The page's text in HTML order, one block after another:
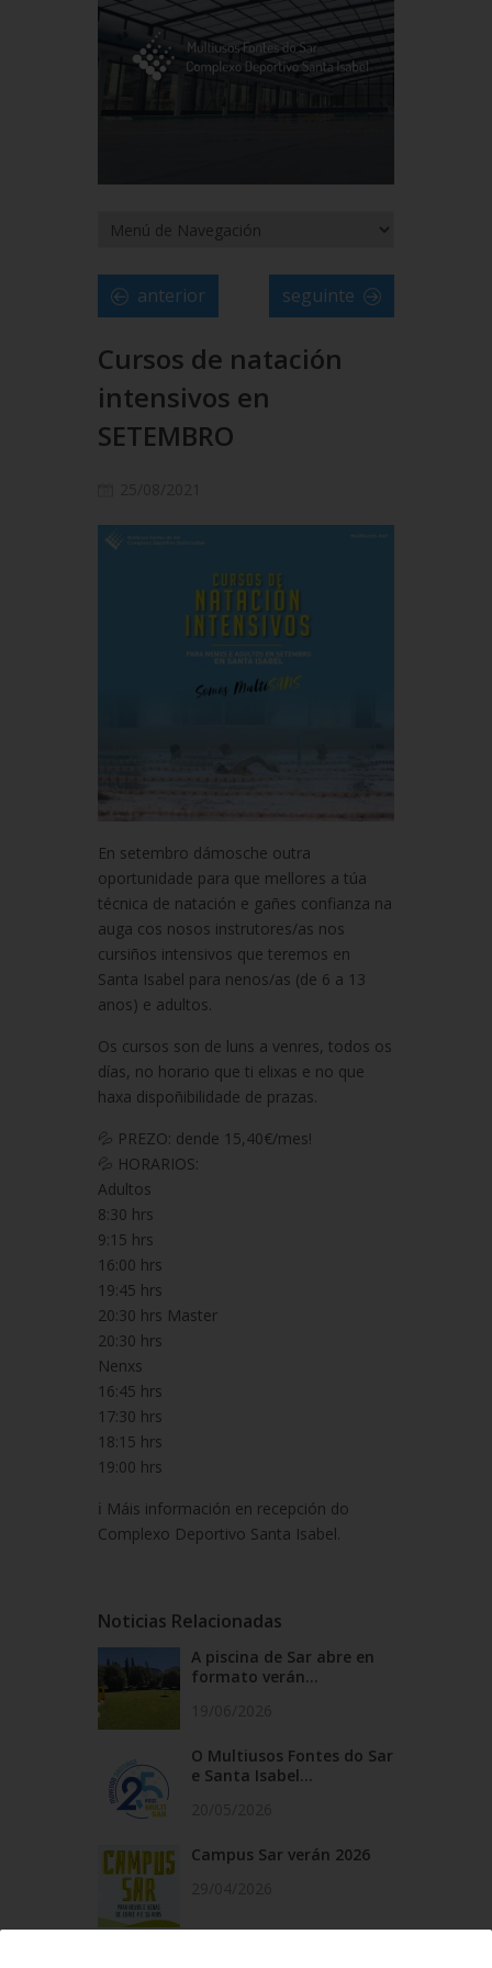
anterior seguinte
Cursos de natación
intensivos en
SETEMBRO
En setembro dámosche outra
oportunidade para que mellores a túa
técnica de natación e gañes confianza na
auga cos nosos instrutores/as nos
cursiños intensivos que teremos en
Santa Isabel para nenos/as (de 6 a 13
anos) e adultos.
Os cursos son de luns a venres, todos os
días, no horario que ti elixas e no que
haxa dispoñibilidade de prazas.
💦 PREZO: dende 15,40€/mes!
💦 HORARIOS:
Adultos
8:30 hrs
9:15 hrs
16:00 hrs
19:45 hrs
20:30 hrs Master
20:30 hrs
Nenxs
16:45 hrs
17:30 hrs
18:15 hrs
19:00 hrs
ℹ️ Máis información en recepción do
Complexo Deportivo Santa Isabel.
Noticias Relacionadas
A piscina de Sar abre en
formato verán...
O Multiusos Fontes do Sar
e Santa Isabel...
Campus Sar verán 2026